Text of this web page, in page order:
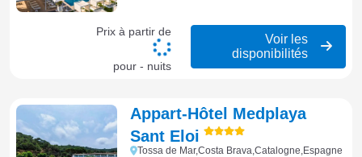
Prix à partir de
pour - nuits
Voir les
disponibilités
Appart-Hôtel Medplaya
Sant Eloi
Tossa de Mar,Costa Brava,Catalogne,Espagne